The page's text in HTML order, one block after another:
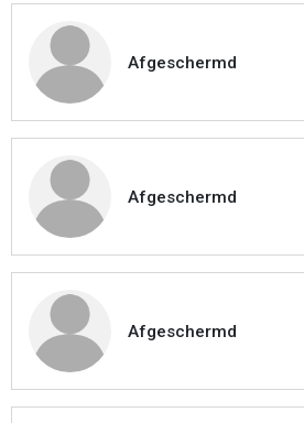
Afgeschermd
Afgeschermd
Afgeschermd